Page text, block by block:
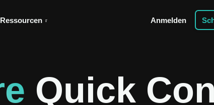
Ressourcen Anmelden
Quick